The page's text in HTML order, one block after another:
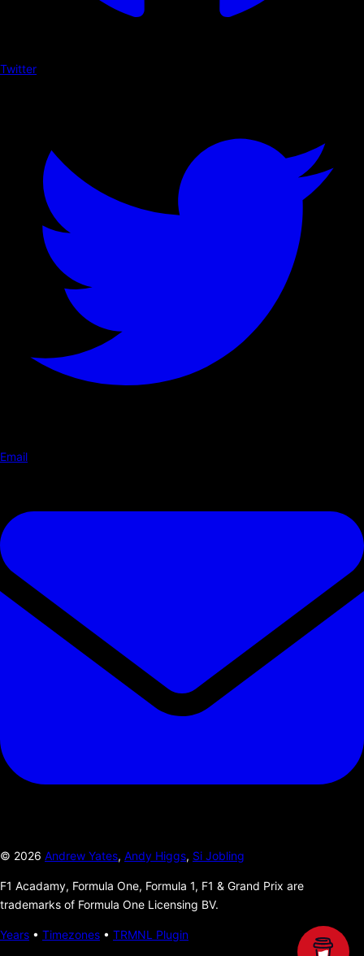
Twitter
Email
© 2026 Andrew Yates, Andy Higgs, Si Jobling
F1 Acadamy, Formula One, Formula 1, F1 & Grand Prix are
trademarks of Formula One Licensing BV.
Years • Timezones • TRMNL Plugin